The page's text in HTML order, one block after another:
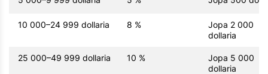
10 000–24 999 dollaria 8 %
Jopa 2 000
dollaria
25 000–49 999 dollaria 10 %
Jopa 5 000
dollaria